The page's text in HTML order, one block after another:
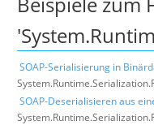
SOAP-Serialisierung in
SOAP-Deserialisieren aus